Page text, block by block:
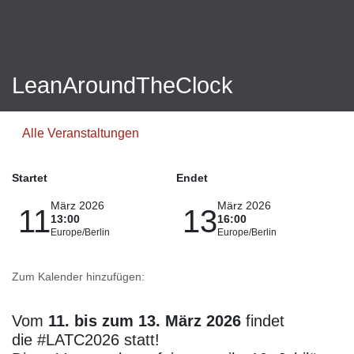
LeanAroundTheClock
Alle Veranstaltungen
Startet
11März 2026
13:00
Europe/Berlin
Endet
13März 2026
16:00
Europe/Berlin
Zum Kalender hinzufügen:
Vom 11. bis zum 13. März 2026 findet
die #LATC2026 statt!